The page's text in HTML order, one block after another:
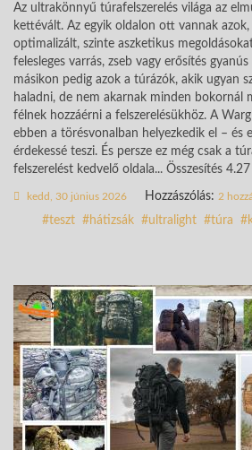
Az ultrakönnyű túrafelszerelés világa az
kettévált. Az egyik oldalon ott vannak
optimalizált, szinte aszketikus
felesleges varrás, zseb vagy erősítés
másikon pedig azok a túrázók, akik ugyan
haladni, de nem akarnak minden bokornál
félnek hozzáérni a felszerelésükhöz. A
ebben a törésvonalban helyezkedik el – és
érdekessé teszi. És persze ez még csak a
felszerelést kedvelő oldala... Összesítés
kedd, 30 június 2026 Hozzászólás: 2
teszt hátizsák ultralight túra